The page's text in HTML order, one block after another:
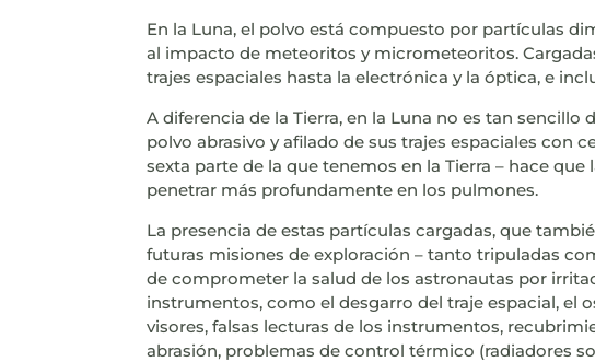
En la Luna, el polvo está compuesto por partículas
al impacto de meteoritos y micrometeoritos.
trajes espaciales hasta la electrónica y la óptica, e
A diferencia de la Tierra, en la Luna no es tan
polvo abrasivo y afilado de sus trajes espaciales con
sexta parte de la que tenemos en la Tierra – hace
penetrar más profundamente en los pulmones.
La presencia de estas partículas cargadas, que
futuras misiones de exploración – tanto tripuladas
de comprometer la salud de los astronautas por
instrumentos, como el desgarro del traje espacial, el
visores, falsas lecturas de los instrumentos,
abrasión, problemas de control térmico (radiadores